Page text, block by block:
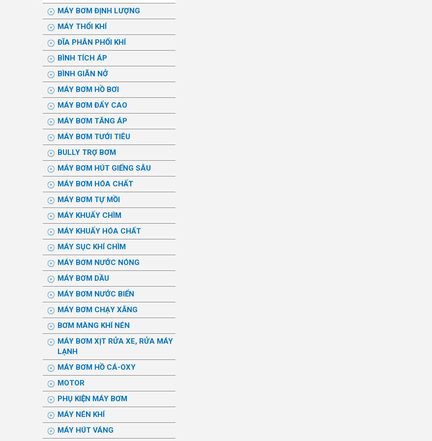
MÁY BƠM ĐỊNH LƯỢNG
MÁY THỔI KHÍ
ĐĨA PHÂN PHỐI KHÍ
BÌNH TÍCH ÁP
BÌNH GIÃN NỞ
MÁY BƠM HỒ BƠI
MÁY BƠM ĐẨY CAO
MÁY BƠM TĂNG ÁP
MÁY BƠM TƯỚI TIÊU
BULLY TRỢ BƠM
MÁY BƠM HÚT GIẾNG SÂU
MÁY BƠM HÓA CHẤT
MÁY BƠM TỰ MỒI
MÁY KHUẤY CHÌM
MÁY KHUẤY HÓA CHẤT
MÁY SỤC KHÍ CHÌM
MÁY BƠM NƯỚC NÓNG
MÁY BƠM DẦU
MÁY BƠM NƯỚC BIỂN
MÁY BƠM CHẠY XĂNG
BƠM MÀNG KHÍ NÉN
MÁY BƠM XỊT RỬA XE, RỬA MÁY
LẠNH
MÁY BƠM HỒ CÁ-OXY
MOTOR
PHỤ KIỆN MÁY BƠM
MÁY NÉN KHÍ
MÁY HÚT VÁNG